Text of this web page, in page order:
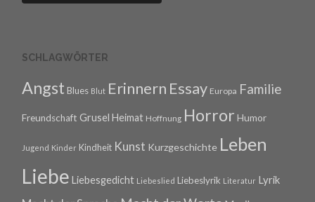
SCHLAGWÖRTER
Angst Blues Blut Erinnern Essay Europa Familie
Freundschaft Grusel Heimat Hoffnung Horror Humor
Jugend Kinder Kindheit Kunst Kurzgeschichte Leben
Liebe Liebesgedicht Liebeslied Liebeslyrik Literatur Lyrik